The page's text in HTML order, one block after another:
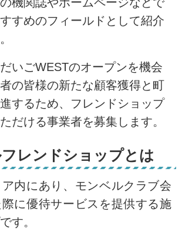
機関誌やホームページなどで
すめのフィールドとして紹介
いごWESTのオープンを機会
の皆様の新たな顧客獲得と町
するため、フレンドショップ
だける事業者を募集します。
レンドショップとは
内にあり、モンベルクラブ会
に優待サービスを提供する施
す。